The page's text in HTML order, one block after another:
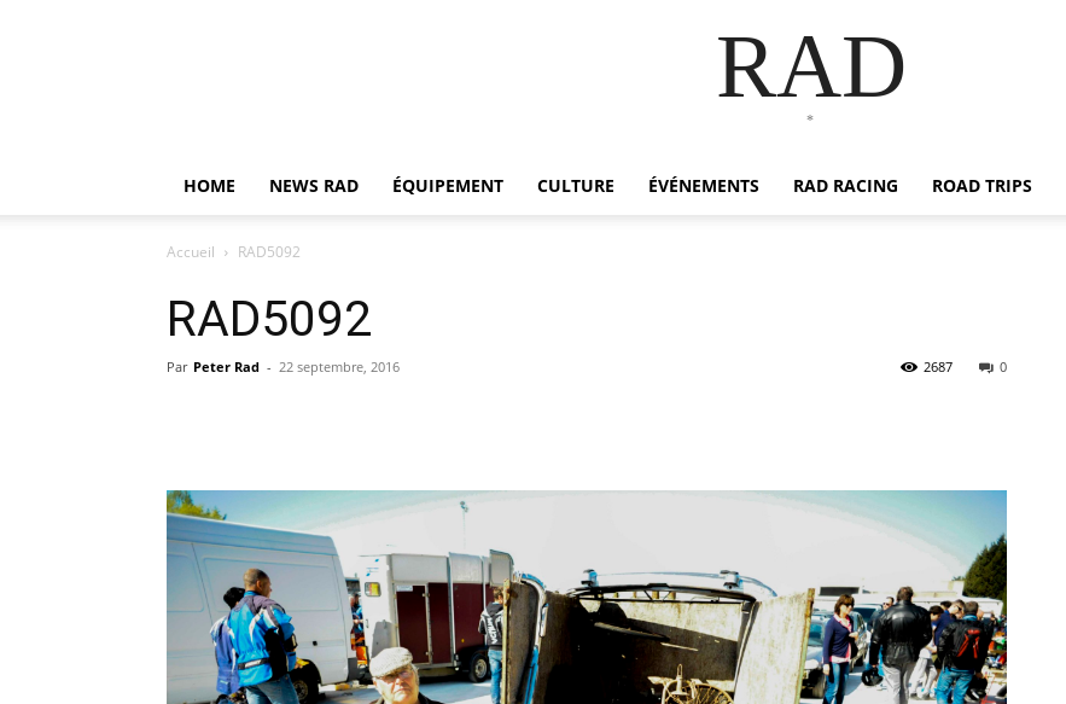
RAD
*
HOME NEWS RAD ÉQUIPEMENT CULTURE ÉVÉNEMENTS RAD RACING ROAD TRIPS
Accueil RAD5092
RAD5092
Par Peter Rad - 22 septembre, 2016 0
2687